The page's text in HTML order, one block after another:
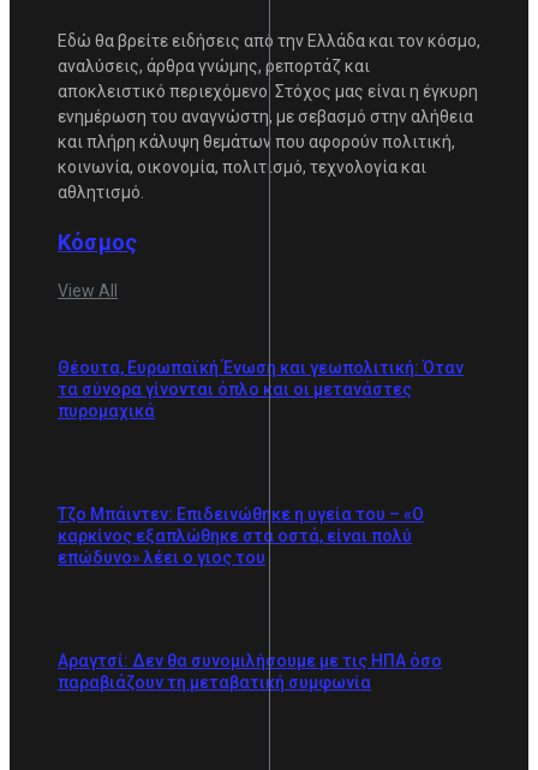
Εδώ θα βρείτε ειδήσεις από την Ελλάδα και τον κόσμο,
αναλύσεις, άρθρα γνώμης, ρεπορτάζ και
αποκλειστικό περιεχόμενο. Στόχος μας είναι η έγκυρη
ενημέρωση του αναγνώστη, με σεβασμό στην αλήθεια
και πλήρη κάλυψη θεμάτων που αφορούν πολιτική,
κοινωνία, οικονομία, πολιτισμό, τεχνολογία και
αθλητισμό.
Κόσμος
View All
Θέουτα, Ευρωπαϊκή Ένωση και γεωπολιτική: Όταν
τα σύνορα γίνονται όπλο και οι μετανάστες
πυρομαχικά
Τζο Μπάιντεν: Επιδεινώθηκε η υγεία του – «Ο
καρκίνος εξαπλώθηκε στα οστά, είναι πολύ
επώδυνο» λέει ο γιος του
Αραγτσί: Δεν θα συνομιλήσουμε με τις ΗΠΑ όσο
παραβιάζουν τη μεταβατική συμφωνία